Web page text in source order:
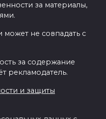
за материалы,
не совпадать с
за содержание
рекламодатель.
и защиты